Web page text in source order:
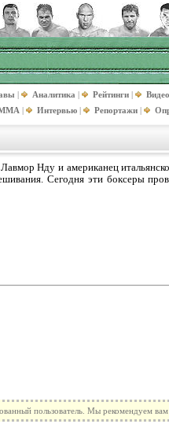
| Аналитика | Рейтинги | Видео
| Интервью | Репортажи |
Нду и американец
Сегодня эти боксеры
пользователь. Мы рекомендуем